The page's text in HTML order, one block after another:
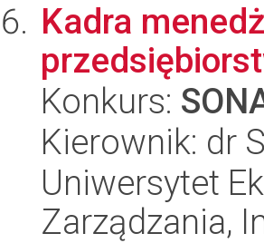
Kadra
Konkurs:
Kierownik: dr
Uniwersytet
Zarządzania,